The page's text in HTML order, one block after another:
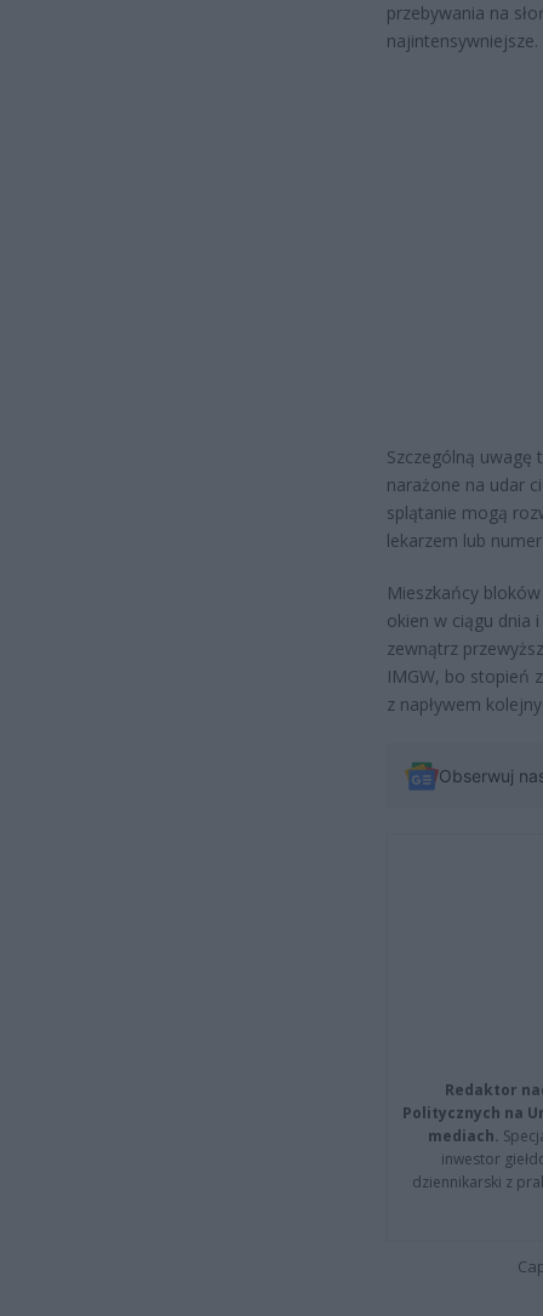
przebywania na
najintensywniejsze.
Szczególną uwagę
narażone na udar
splątanie mogą
lekarzem lub
Mieszkańcy
okien w ciągu dnia
zewnątrz
IMGW, bo stopień
z napływem
Obserwuj
Redaktor
Politycznych na
mediach.
inwestor
dziennikarski z